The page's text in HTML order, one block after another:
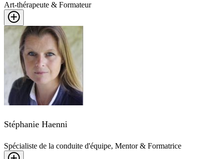
Art-thérapeute & Formateur
Stéphanie Haenni
Spécialiste de la conduite d'équipe, Mentor & Formatrice